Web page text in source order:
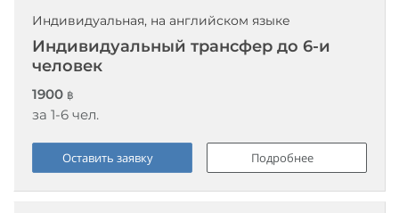
Индивидуальная, на английском языке
Индивидуальный трансфер до 6-и
человек
1900 ฿
за 1-6 чел.
Оставить заявку Подробнее